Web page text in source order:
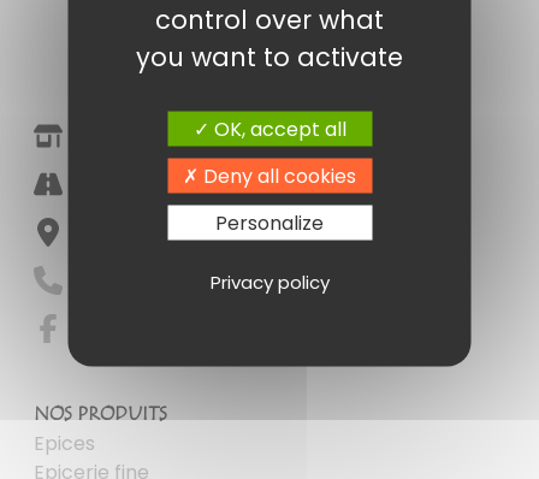
Epicerie Fine Amandine Poitiers
Halle Marché Notre Dame
NOS PRODUITS
Epices
Epicerie fine
control over what
you want to activate
OK, accept all
Deny all cookies
Personalize
Privacy policy